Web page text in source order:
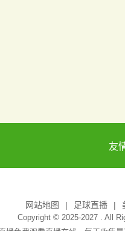
友
网站地图 足球直播
Copyright © 2025-2027 . All